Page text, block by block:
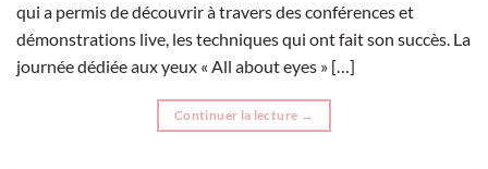
qui a permis de découvrir à travers des conférences et
démonstrations live, les techniques qui ont fait son succès. La
journée dédiée aux yeux « All about eyes » […]
Continuer la lecture →